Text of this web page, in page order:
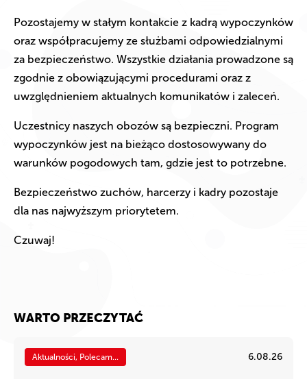
Pozostajemy w stałym kontakcie z kadrą wypoczynków
oraz współpracujemy ze służbami odpowiedzialnymi
za bezpieczeństwo. Wszystkie działania prowadzone są
zgodnie z obowiązującymi procedurami oraz z
uwzględnieniem aktualnych komunikatów i zaleceń.
Uczestnicy naszych obozów są bezpieczni. Program
wypoczynków jest na bieżąco dostosowywany do
warunków pogodowych tam, gdzie jest to potrzebne.
Bezpieczeństwo zuchów, harcerzy i kadry pozostaje
dla nas najwyższym priorytetem.
Czuwaj!
WARTO PRZECZYTAĆ
Aktualności, Polecam... 6.08.26